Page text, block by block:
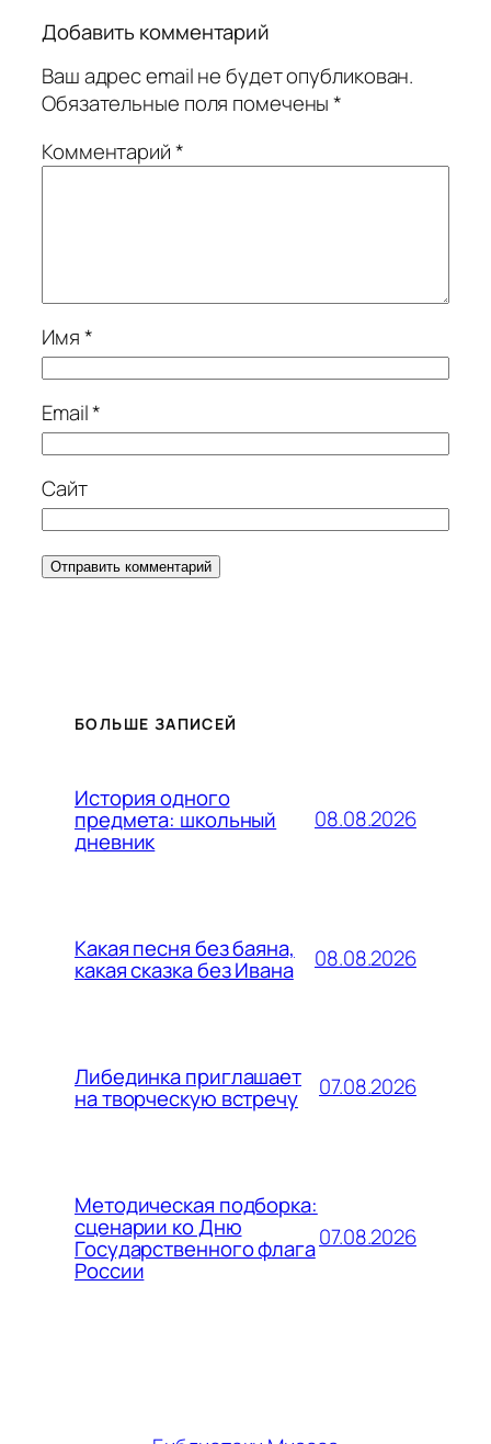
Добавить комментарий
Ваш адрес email не будет опубликован.
Обязательные поля помечены*
Комментарий*
Имя*
Email*
Сайт
БОЛЬШЕ ЗАПИСЕЙ
История одного
предмета: школьный
дневник
08.08.2026
Какая песня без баяна,
какая сказка без Ивана 08.08.2026
Либединка приглашает
на творческую встречу 07.08.2026
Методическая подборка:
сценарии ко Дню
Государственного флага
России
07.08.2026